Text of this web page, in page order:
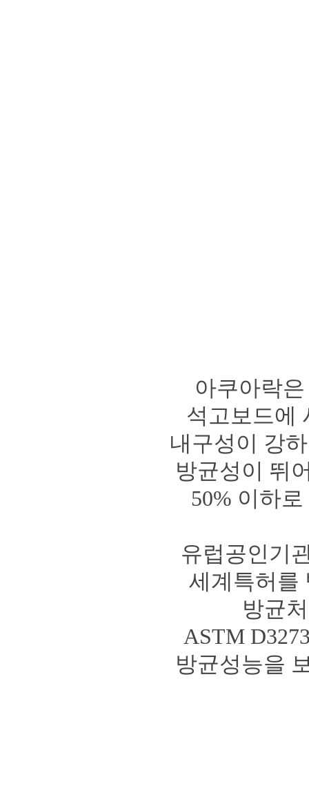
아쿠아락
석고보드에
내구성이 강
방균성이 뛰
50% 이하
유럽공인기
세계특허를
방균
ASTM
방균성능을